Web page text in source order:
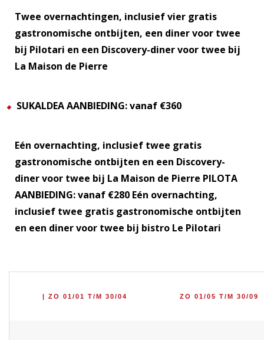
Twee overnachtingen, inclusief vier gratis
gastronomische ontbijten, een diner voor twee
bij Pilotari en een Discovery-diner voor twee bij
La Maison de Pierre
SUKALDEA AANBIEDING: vanaf €360
Eén overnachting, inclusief twee gratis
gastronomische ontbijten en een Discovery-
diner voor twee bij La Maison de Pierre PILOTA
AANBIEDING: vanaf €280 Eén overnachting,
inclusief twee gratis gastronomische ontbijten
en een diner voor twee bij bistro Le Pilotari
| ZO 01/01 T/M 30/04 ZO 01/05 T/M 30/09